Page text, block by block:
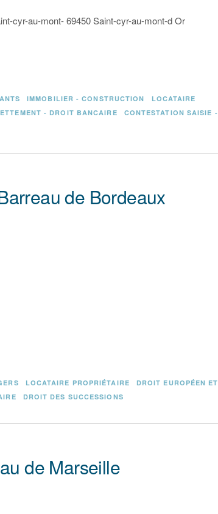
cyr-au-mont- 69450 Saint-cyr-au-mont-d Or
IMMOBILIER - CONSTRUCTION
LOCATAIRE
- DROIT BANCAIRE
CONTESTATION SAISIE -
de Bordeaux
LOCATAIRE PROPRIÉTAIRE
DROIT EUROPÉEN ET
DROIT DES SUCCESSIONS
de Marseille